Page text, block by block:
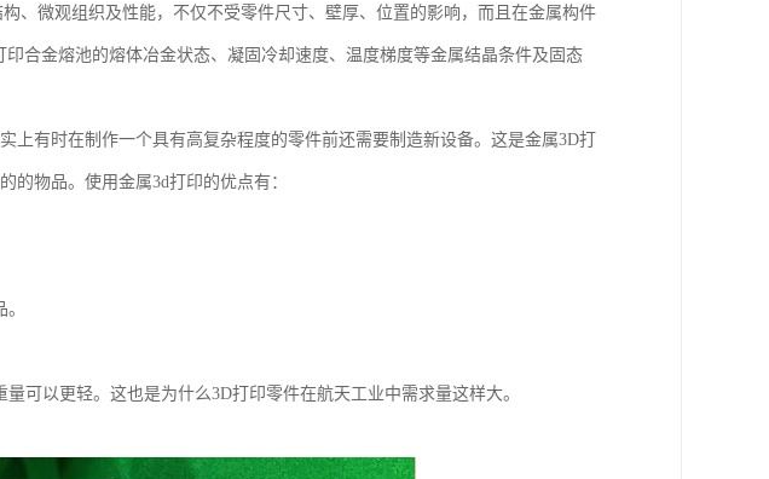
、微观组织及性能，不仅不受零件尺寸、壁厚、位置的影响，而且在金属构件
合金熔池的熔体冶金状态、凝固冷却速度、温度梯度等金属结晶条件及固态
上有时在制作一个具有高复杂程度的零件前还需要制造新设备。这是金属3D打
物品。使用金属3d打印的优点有：
可以更轻。这也是为什么3D打印零件在航天工业中需求量这样大。